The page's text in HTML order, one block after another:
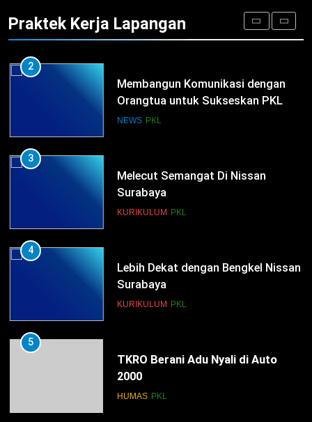
Praktek Kerja Lapangan
NEWS PKL
2
Membangun Komunikasi dengan
Orangtua untuk Sukseskan PKL
Kompetensi Keahlian TKRO
NEWS PKL
3
Melecut Semangat Di Nissan
Surabaya
KURIKULUM PKL
4
Lebih Dekat dengan Bengkel Nissan
Surabaya
KURIKULUM PKL
5
TKRO Berani Adu Nyali di Auto
2000
HUMAS PKL